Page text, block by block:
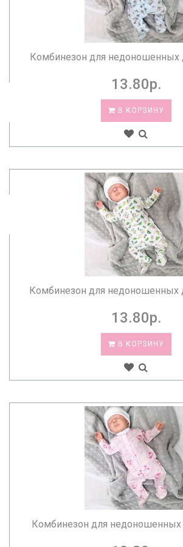
Комбинезон для недоношенных
13.80р.
В КОРЗИНУ
Комбинезон для недоношенных
13.80р.
В КОРЗИНУ
Комбинезон для недоношенных